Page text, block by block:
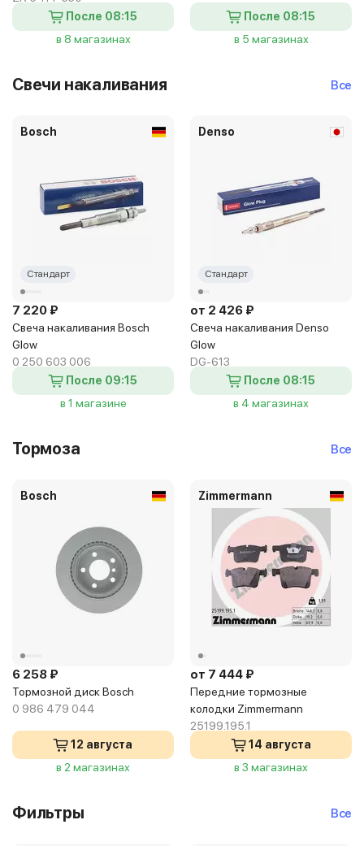
После 08:15
в 8 магазинах
После 08:15
в 5 магазинах
Свечи накаливания Все
Bosch
Стандарт
7 220 ₽
Свеча накаливания Bosch
Glow
0 250 603 006
После 09:15
в 1 магазине
Denso
Стандарт
от 2 426 ₽
Свеча накаливания Denso
Glow
DG-613
После 08:15
в 4 магазинах
Тормоза Все
Bosch
6 258 ₽
Тормозной диск Bosch
0 986 479 044
12 августа
в 2 магазинах
Zimmermann
от 7 444 ₽
Передние тормозные
колодки Zimmermann
25199.195.1
14 августа
в 3 магазинах
Фильтры Все